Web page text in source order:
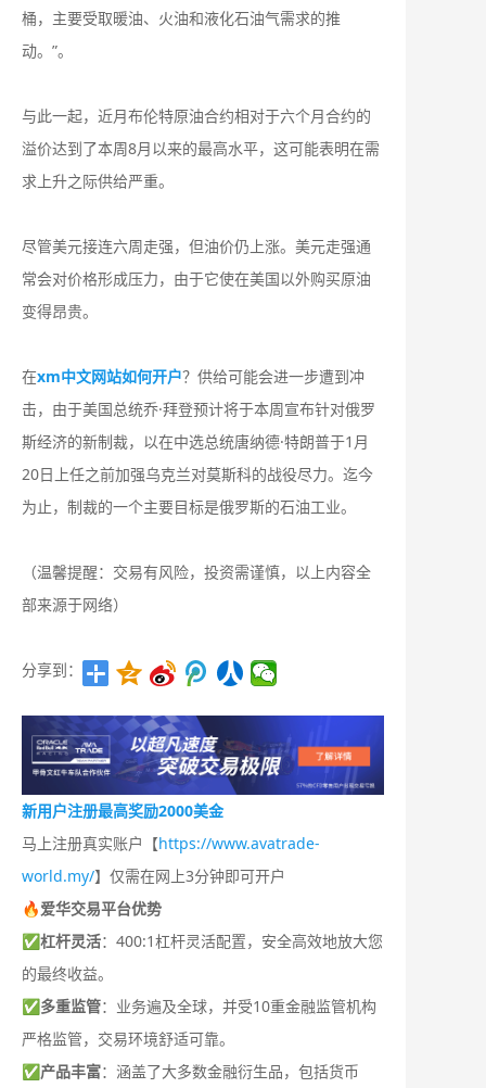
桶，主要受取暖油、火油和液化石油气需求的推
动。”。
与此一起，近月布伦特原油合约相对于六个月合约的
溢价达到了本周8月以来的最高水平，这可能表明在需
求上升之际供给严重。
尽管美元接连六周走强，但油价仍上涨。美元走强通
常会对价格形成压力，由于它使在美国以外购买原油
变得昂贵。
在xm中文网站如何开户？供给可能会进一步遭到冲
击，由于美国总统乔·拜登预计将于本周宣布针对俄罗
斯经济的新制裁，以在中选总统唐纳德·特朗普于1月
20日上任之前加强乌克兰对莫斯科的战役尽力。迄今
为止，制裁的一个主要目标是俄罗斯的石油工业。
（温馨提醒：交易有风险，投资需谨慎，以上内容全
部来源于网络）
分享到：
新用户注册最高奖励2000美金
马上注册真实账户【https://www.avatrade-
world.my/】仅需在网上3分钟即可开户
🔥爱华交易平台优势
✅杠杆灵活：400:1杠杆灵活配置，安全高效地放大您
的最终收益。
✅多重监管：业务遍及全球，并受10重金融监管机构
严格监管，交易环境舒适可靠。
✅产品丰富：涵盖了大多数金融衍生品，包括货币